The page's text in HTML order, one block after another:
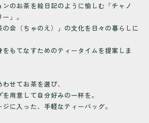
のお茶を絵日記のように愉しむ「チャノ
」。
会（ちゃのえ）」の文化を日々の暮らしに
もてなすためのティータイムを提案しま
せてお茶を選び、
用意して自分好みの一杯を。
に入った、手軽なティーバッグ。